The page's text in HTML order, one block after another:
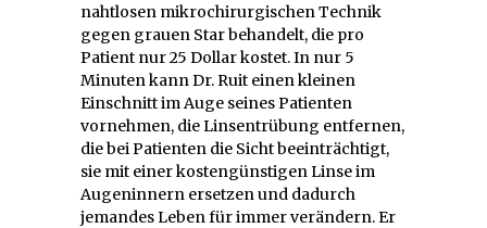
nahtlosen mikrochirurgischen Technik
gegen grauen Star behandelt, die pro
Patient nur 25 Dollar kostet. In nur 5
Minuten kann Dr. Ruit einen kleinen
Einschnitt im Auge seines Patienten
vornehmen, die Linsentrübung entfernen,
die bei Patienten die Sicht beeinträchtigt,
sie mit einer kostengünstigen Linse im
Augeninnern ersetzen und dadurch
jemandes Leben für immer verändern. Er